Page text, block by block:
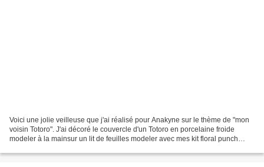
Voici une jolie veilleuse que j'ai réalisé pour Anakyne sur le thème de "mon
voisin Totoro". J'ai décoré le couvercle d'un Totoro en porcelaine froide
modeler à la mainsur un lit de feuilles modeler avec mes kit floral punch